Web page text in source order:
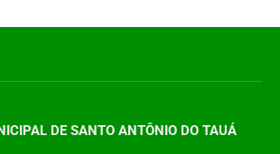
DE SANTO ANTÔNIO DO TAUÁ